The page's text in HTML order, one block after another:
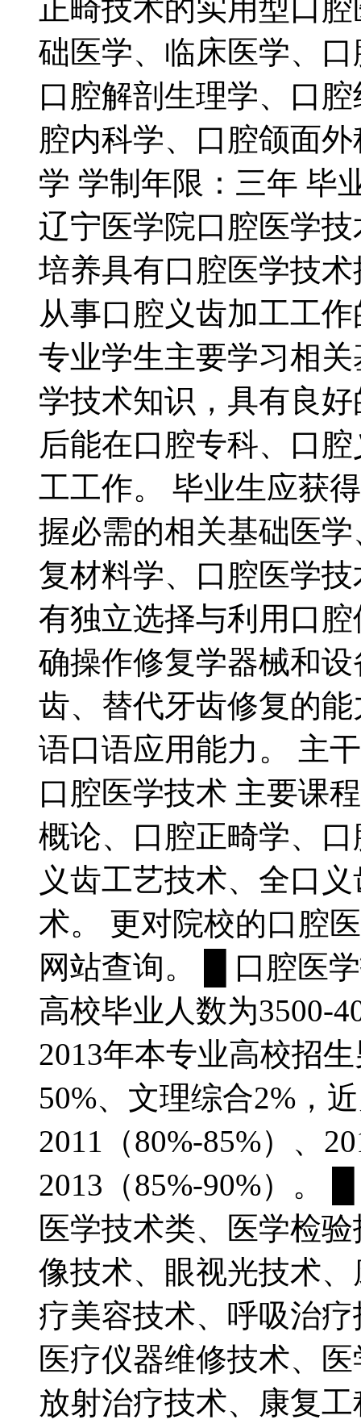
正畸技术的实用型口
础医学、临床医学、
口腔解剖生理学、口
腔内科学、口腔颌面
学 学制年限：三年 毕
辽宁医学院口腔医学
培养具有口腔医学技
从事口腔义齿加工工
专业学生主要学习相
学技术知识，具有良
后能在口腔专科、口
工工作。 毕业生应获
握必需的相关基础医
复材料学、口腔医学
有独立选择与利用口
确操作修复学器械和
齿、替代牙齿修复的
语口语应用能力。 主
口腔医学技术 主要课
概论、口腔正畸学、
义齿工艺技术、全口
术。 更对院校的口腔
网站查询。 █ 口腔医
高校毕业人数为3500-
2013年本专业高校招
50%、文理综合2%，
2011（80%-85%）、
2013（85%-90%）。
医学技术类、医学检
像技术、眼视光技术
疗美容技术、呼吸治
医疗仪器维修技术、
放射治疗技术、康复